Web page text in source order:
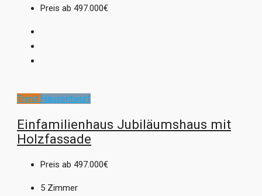
Preis ab 497.000€
Trend Hausentwurf
Einfamilienhaus Jubiläumshaus mit
Holzfassade
Preis ab 497.000€
5 Zimmer